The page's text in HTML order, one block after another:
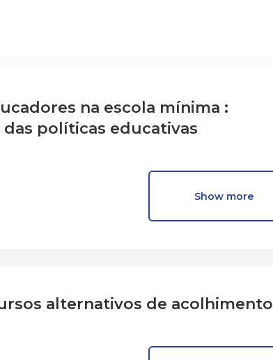
na escola mínima :
políticas educativas
Show more
alternativos de acolhimento